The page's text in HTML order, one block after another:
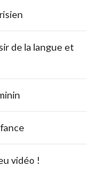
de la langue et
vidéo !